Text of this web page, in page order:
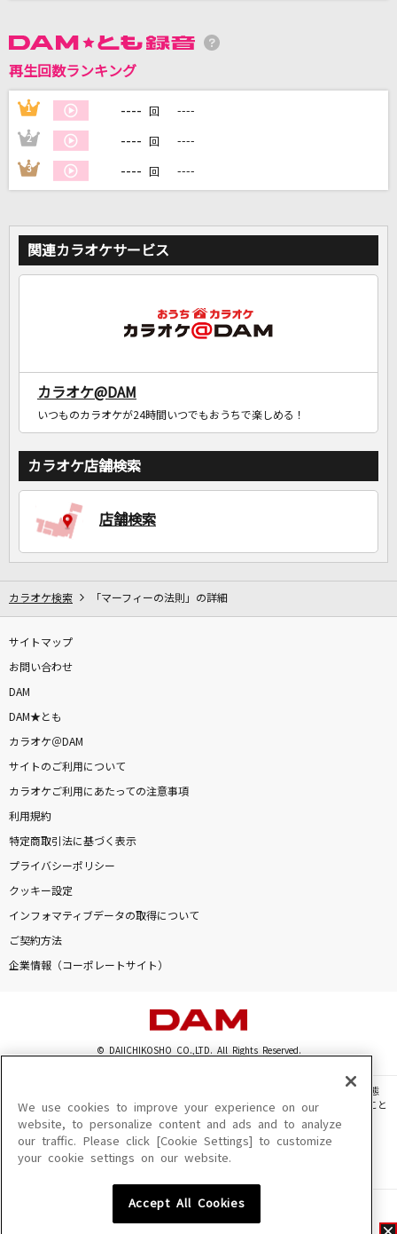
DAMに会員登録・ログインして
カラオケをもっと楽しもう！
再生回数ランキング
1 ---- 回 ----
2 ---- 回 ----
3 ---- 回 ----
関連カラオケサービス
カラオケ@DAM
いつものカラオケが24時間いつでもおうちで楽しめる！
カラオケ店舗検索
店舗検索
カラオケ検索 「マーフィーの法則」の詳細
サイトマップ
お問い合わせ
DAM
DAM★とも
カラオケ＠DAM
サイトのご利用について
カラオケご利用にあたっての注意事項
利用規約
特定商取引法に基づく表示
プライバシーポリシー
クッキー設定
インフォマティブデータの取得について
ご契約方法
企業情報（コーポレートサイト）
© DAIICHIKOSHO CO.,LTD. All Rights Reserved.
このサイトに掲載されている一切の文章・画像・写真・動画・音声等を、手段や形態
を問わず、著作権法の定める範囲を超えて無断で複製、転載、ファイル化などすること
を禁じます。
楽曲及びコンテンツは、機種によりご利用いただけない場合があります。
楽曲及びコンテンツの配信日、配信内容が変更になる場合があります。
We use cookies to improve your experience on our
website, to personalize content and ads and to analyze
our traffic. Please click [Cookie Settings] to customize
your cookie settings on our website.
Accept All Cookies